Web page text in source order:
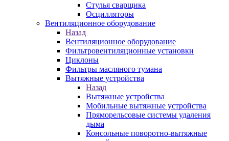
Стулья сварщика
Осцилляторы
Вентиляционное оборудование
Назад
Вентиляционное оборудование
Фильтровентиляционные установки
Циклоны
Фильтры масляного тумана
Вытяжные устройства
Назад
Вытяжные устройства
Мобильные вытяжные устройства
Пряморельсовые системы удаления
дыма
Консольные поворотно-вытяжные